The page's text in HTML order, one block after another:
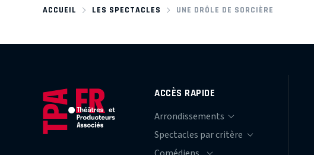
ACCUEIL LES SPECTACLES UNE DRÔLE DE SORCIÈRE
ACCÈS RAPIDE